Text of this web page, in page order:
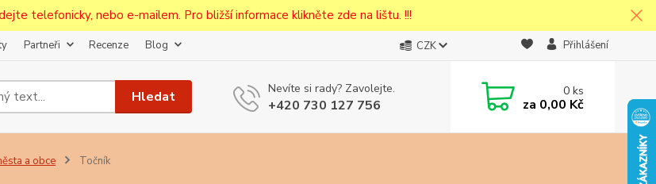
telefonicky, nebo e-mailem. Pro bližší informace klikněte zde na lištu. !!!
Partneři Recenze Blog CZK Přihlášení
Hledat Nevíte si rady? Zavolejte.
+420 730 127 756
0ks
za 0,00 Kč
a obce Točník
zaregistrování nastavena sleva, případně upravena cena v
první objednávce.